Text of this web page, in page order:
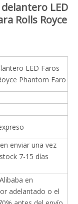
LED
Rolls Royce
LED Faros
Phantom Faro
enviar una vez
7-15 días
en
adelantado o el